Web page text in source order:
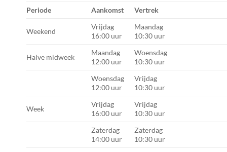
Periode Aankomst Vertrek
Weekend
Vrijdag
16:00 uur
Maandag
10:30 uur
Halve midweek
Maandag
12:00 uur
Woensdag
10:30 uur
Woensdag
12:00 uur
Vrijdag
10:30 uur
Week
Vrijdag
16:00 uur
Vrijdag
10:30 uur
Zaterdag
14:00 uur
Zaterdag
10:30 uur